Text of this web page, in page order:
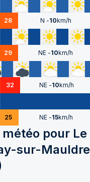
28 N -10km/h
29 NE -10km/h
32 NE -10km/h
25 NE -15km/h
pour Le
sur-Mauldre